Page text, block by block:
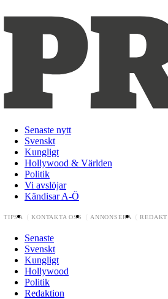
Senaste nytt
Svenskt
Kungligt
Hollywood & Världen
Politik
Vi avslöjar
Kändisar A-Ö
TIPSA KONTAKTA OSS ANNONSERA
Senaste
Svenskt
Kungligt
Hollywood
Politik
Redaktion